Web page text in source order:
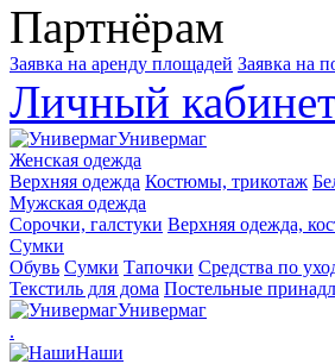
Партнёрам
Заявка на аренду площадей Заявка на
Личный
Универмаг
Женская одежда
Верхняя одежда Костюмы, трикотаж
Мужская одежда
Сорочки, галстуки Верхняя одежда,
Сумки
Обувь Сумки Тапочки Средства по
Текстиль для дома Постельные
Универмаг
.
Наши